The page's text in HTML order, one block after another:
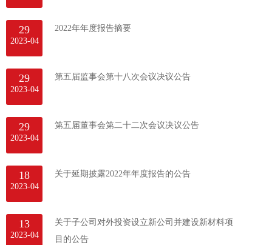
29
2023-04
2022年年度报告摘要
29
2023-04
第五届监事会第十八次会议决议公告
29
2023-04
第五届董事会第二十二次会议决议公告
18
2023-04
关于延期披露2022年年度报告的公告
13
2023-04
关于子公司对外投资设立新公司并建设新材料项
目的公告